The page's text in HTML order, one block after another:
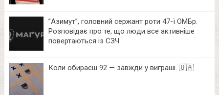
⁨”Азимут”, головний сержант роти 47-ї ОМБр.
Розповідає про те, що люди все активніше
повертаються із СЗЧ.
Коли обираєш 92 — завжди у виграші. 🇺🇦